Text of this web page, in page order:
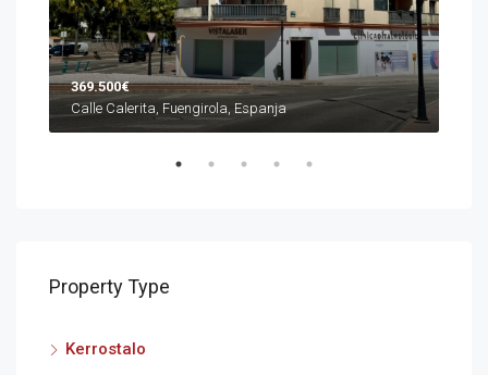
369.500€
Calle Calerita, Fuengirola, Espanja
Property Type
Kerrostalo